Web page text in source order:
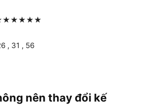
, 31 , 56
nên thay đổi kế